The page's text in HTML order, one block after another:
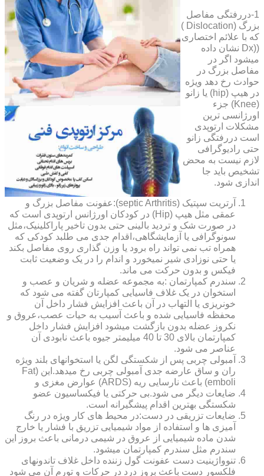
1-دررفتگی مفاصل
بزرگ (Dislocation )
که با علائم اختصاری
((Dx نشان داده
میشود اگر در
مفاصل بزرگ در
حوادث رخ دهد ویژه
در هیپ (hip) یا زانو
(Knee) جزء
اورژانسی ترین
مشکلات ارتوپدی
است دررفتگی زانو
حتی رادیوگرافی
لازم نیست به محض
تشخیص باید جا
اندازی شود.
آرتریت سپتیک (septic Arthritis):عفونت مفاصل بزرگ و
عمقی مثل هیپ (Hip) در کودکان اورژانس ارتوپدی است که
در صورت شک و تردید بالینی حتی بدون تاخیر پاراکلینیک،مثل
سونوگرافی یا آزمایشگاهی،اقدام جدی می طلبد کودکی که
همراه تب نمی تواند راه برود یا وزن گذاری روی مفاصل بکند
یا حتی نوزادی شیر نمیخورد و اندام را در یک وضعیت ثابت
فیکس و بدون حرکت می ماند.
سندرم کمپارتمان :به مجموعه عضله و شریان و عصب و
استخوان در یک غلاف فاسیایی کمپارتان گفته می شود که
خونریزی یا التهاب در آن باعث افزایش فشار داخل آن
محفظه فاسیایی شده و باعث آسیب به حیات عصب،عروق و
نکروز عضله بدون بازگشت میشود افزایش فشار داخل
کمپارتمان بالای 30 تا 40 میلیمتر جیوه باعث نابودی آن
عناصر می شود.
آمبولی چربی پس از شکستگی لگن یا استخوانهای بلند ویژه
ران و ساق عارضه جدی آمبولی چربی رخ میدهد.این (Fat
emboli) باعث نارسایی ریه (ARDS) عوارض مغزی و
ضایعات دیگر می شود.بی حرکتی یا فیکساسیون عضو
شکستگی بهترین اقدام پیشگیرانه است.
ضایعات تزریقی در دست:در محیط های کار ویژه در رنگ
آمیزی ها و استفاده از مواد شیمیایی تزریق با فشار یا خارج
شدن ماده شیمیایی از عروق در شیمی درمانی باعث بروز این
سندرم مثل سندرم کمپارتمان میشود.
تنوواژینیت دست عفونت گول زننده داخل غلاف تاندونهای
فلکسور دست باعث بروز درد در حرکات و تورم آن می شود